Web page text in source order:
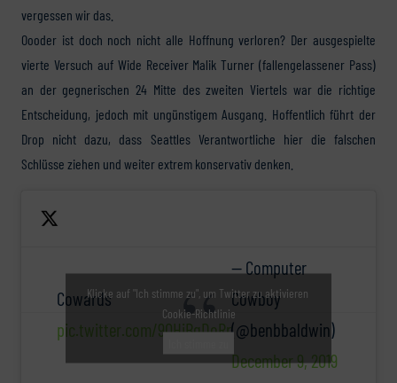
vergessen wir das.
Oooder ist doch noch nicht alle Hoffnung verloren? Der ausgespielte
vierte Versuch auf Wide Receiver Malik Turner (fallengelassener Pass)
an der gegnerischen 24 Mitte des zweiten Viertels war die richtige
Entscheidung, jedoch mit ungünstigem Ausgang. Hoffentlich führt der
Drop nicht dazu, dass Seattles Verantwortliche hier die falschen
Schlüsse ziehen und weiter extrem konservativ denken.
Cowards
pic.twitter.com/90HiBgDoRr
— Computer
Cowboy
(@benbbaldwin)
December 9, 2019
Klicke auf "Ich stimme zu", um Twitter zu aktivieren
Cookie-Richtlinie